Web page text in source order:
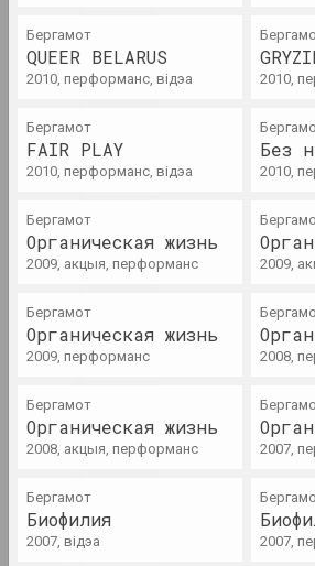
Статус, Вольга
Гісторыя
памятаць усё
Chrysalis Mag,
Дзе-дзе? На
публікацыя
Chrysalis Mag
Жанчыны
мастацтва.
e-flux, Аляксей
2020–22:
даведнік
Бергамот
QUEER BELARUS
2010, перформанс, відэа 2010,
Бергамот
FAIR PLAY
2010, перформанс, відэа
Без
2010,
Бергамот
Органическая жизнь
2009, акцыя, перформанс 2009,
Бергамот
Органическая жизнь
2009, перформанс 2008,
Бергамот
Органическая жизнь
2008, акцыя, перформанс 2007,
Бергамот
Биофилия
2007, відэа 2007,